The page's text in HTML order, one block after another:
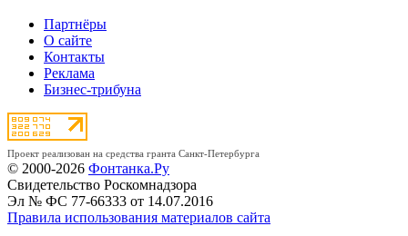
Партнёры
О сайте
Контакты
Реклама
Бизнес-трибуна
Проект реализован на средства гранта Санкт-Петербурга
© 2000-2026 Фонтанка.Ру
Свидетельство Роскомнадзора
Эл № ФС 77-66333 от 14.07.2016
Правила использования материалов сайта